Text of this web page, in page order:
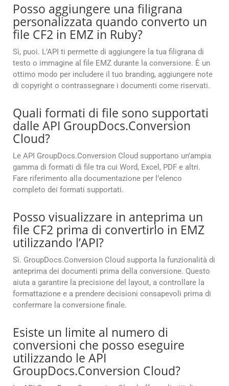
Posso aggiungere una filigrana
personalizzata quando converto un
file CF2 in EMZ in Ruby?
Sì, puoi. L’API ti permette di aggiungere la tua filigrana di
testo o immagine al file EMZ durante la conversione. È un
ottimo modo per includere il tuo branding, aggiungere note
di copyright o contrassegnare i documenti come riservati.
Quali formati di file sono supportati
dalle API GroupDocs.Conversion
Cloud?
Le API GroupDocs.Conversion Cloud supportano un’ampia
gamma di formati di file tra cui Word, Excel, PDF e altri.
Fare riferimento alla documentazione per l’elenco
completo dei formati supportati.
Posso visualizzare in anteprima un
file CF2 prima di convertirlo in EMZ
utilizzando l’API?
Sì. GroupDocs.Conversion Cloud supporta la funzionalità di
anteprima dei documenti prima della conversione. Questo
aiuta a garantire la precisione del layout, a controllare la
formattazione e a prendere decisioni consapevoli prima di
confermare la conversione finale.
Esiste un limite al numero di
conversioni che posso eseguire
utilizzando le API
GroupDocs.Conversion Cloud?